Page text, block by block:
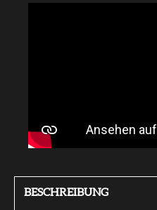
BESCHREIBUNG